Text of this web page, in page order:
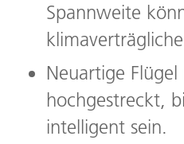
Spannweite
Neuartige Flügel
hochgestreckt,
intelligent sein.